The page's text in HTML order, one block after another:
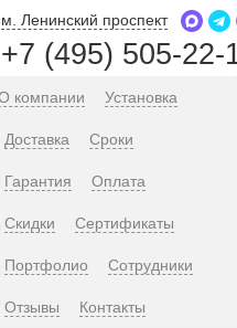
м. Ленинский проспект
+7 (495) 505-22-
компании Установка
Доставка Сроки
Гарантия Оплата
Скидки Сертификаты
Портфолио Сотрудники
Отзывы Контакты